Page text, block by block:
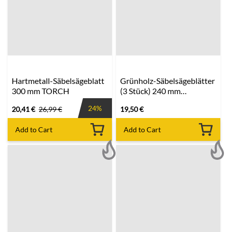
Hartmetall-Säbelsägeblatt
300 mm TORCH
20,41€ 26,99€ 24%
Add to Cart
Grünholz-Säbelsägeblätter
(3 Stück) 240 mm
19,50€
Add to Cart